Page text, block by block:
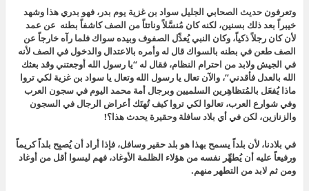
وتعرفون حديث الصحابي الجليل سواد بن غزية يوم بدر، فهو بدري هذا وشهد
خيبراً بعد ذلك بسنين، لكنه كان مُنسَّلاً وناتئاً من الصف كاشفاً بطنه عن عمد
لأن كان رجلاً ذكياً، وكان النبي يُعدِّل الصفوف وبيده سواك فلما رآه خارجاً عن
الصف طعن في بطنه بالسواك قال له وأمره بالاعتدال والدخول في الصف لأنه
في الجيش ولابد من احترام النظام، فقال له “يا رسول الله أوجعتني وقد بعثك
الله بالعدل فأقدني”، والآن تعال يا رسول الله وتعال يا سواد بن غزية لكي تروا
ماذا يُفعَل بالمُتظاهِرين السلميين وبرجال أمة محمد اليوم في سجون العرب
وفي شوارع العرب، تعالوا لكي تروا كيف تُهتَك أعراض الرجال في السجون
والزنازين، لكن في أي بلاد سافلة وحقيرة يحدث هذا؟!
في بلادنا، لأن بلداً يسمح بهذا هو بلد حقير وسافل، فإذا أراد أن يُصبِح بلداً كريماً
ورفيعاً عليه أن يُطهِّر نفسه من هؤلاء الظلمة الأوغاد، فهم ليسوا أقل من أوغاد
ومن ثم لابد من التطهر منهم.